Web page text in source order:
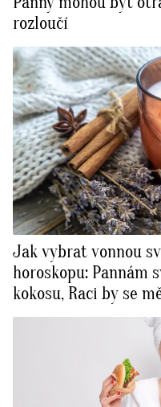
rozloučí
Jak vybrat vonnou
horoskopu: Pannám
kokosu, Raci by se